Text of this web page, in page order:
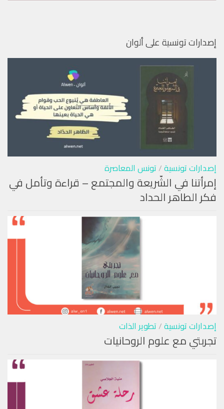
إصدارات تونسية على ألوان
إصدارات تونسية/ تونس المعاصرة
إمرأتنا في الشّريعة والمجتمع – قراءة وتأمل في
فكر الطاهر الحداد
إصدارات تونسية/ تطوير الذات
تجربتي مع علوم الروحانيات